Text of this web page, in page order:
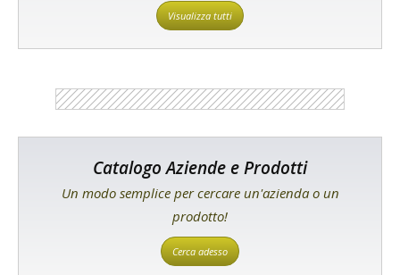
Visualizza tutti
Catalogo Aziende e Prodotti
Un modo semplice per cercare un'azienda o un
prodotto!
Cerca adesso